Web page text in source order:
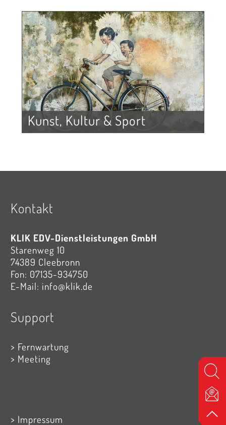
Kunst, Kultur & Sport
Kontakt
KLIK EDV-Dienstleistungen GmbH
Starenweg 10
74389 Cleebronn
Fon: 07135-934750
E-Mail: info@klik.de
Support
Fernwartung
Meeting
Impressum